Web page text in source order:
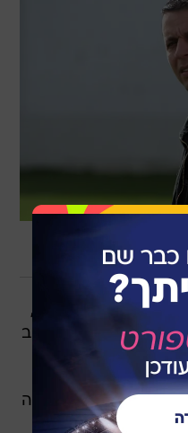
לגיטימי לקבוצה
מכבי נתניה והפועל חיפה נפרדו הערב (שבת) ב-1:1,
למדי בהתחשב
שהחבורה של ראובן
ליתרון מוקדם,
בשלהי המחצית השניה
שאיפשר לחיפאים